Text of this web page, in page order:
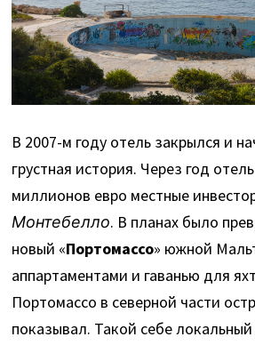
В 2007-м году отель закрылся и
грустная история. Через год
миллионов евро местные
Монтебелло. В планах было
новый «Портомассо» южной
аппартаментами и гаванью для
Портомассо в северной части
показывал. Такой себе